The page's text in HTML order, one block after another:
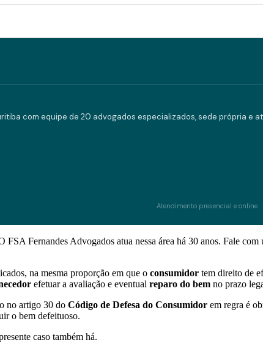
com equipe de 20 advogados especializados, sede própria e
Atendimento presencial e online
FSA Fernandes Advogados atua nessa área há 30 anos. Fale com
na mesma proporção em que o consumidor tem direito de
efetuar a avaliação e eventual reparo do bem no prazo
no artigo 30 do Código de Defesa do Consumidor em regra é
o bem defeituoso.
caso também há.